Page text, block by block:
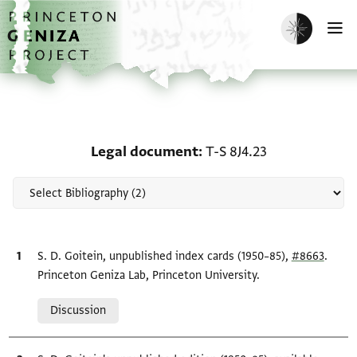
Skip to main content
home
Enable dark
Legal document T-S 8J4.23
Bibliographic citation
S. D. Goitein, unpublished index cards (1950–85), #8663.
Princeton Geniza Lab, Princeton University.
Discussion